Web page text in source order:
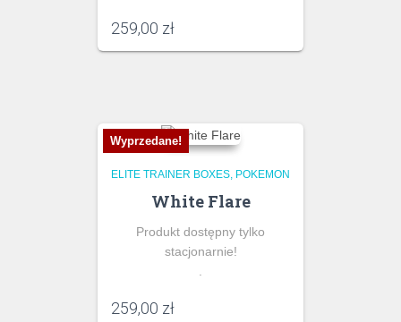
259,00 zł
Wyprzedane!
ELITE TRAINER BOXES POKEMON
White Flare
Produkt dostępny tylko
stacjonarnie!
259,00 zł